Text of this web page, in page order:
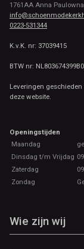
1761AA Anna Paulowna
0223-531344
K.v.K. nr: 37039415
BTW nr:
Leveringen
deze website.
Openingstijden
Maandag
Dinsdag t/m Vrijdag
Zaterdag
Zondag
Wie zijn wij